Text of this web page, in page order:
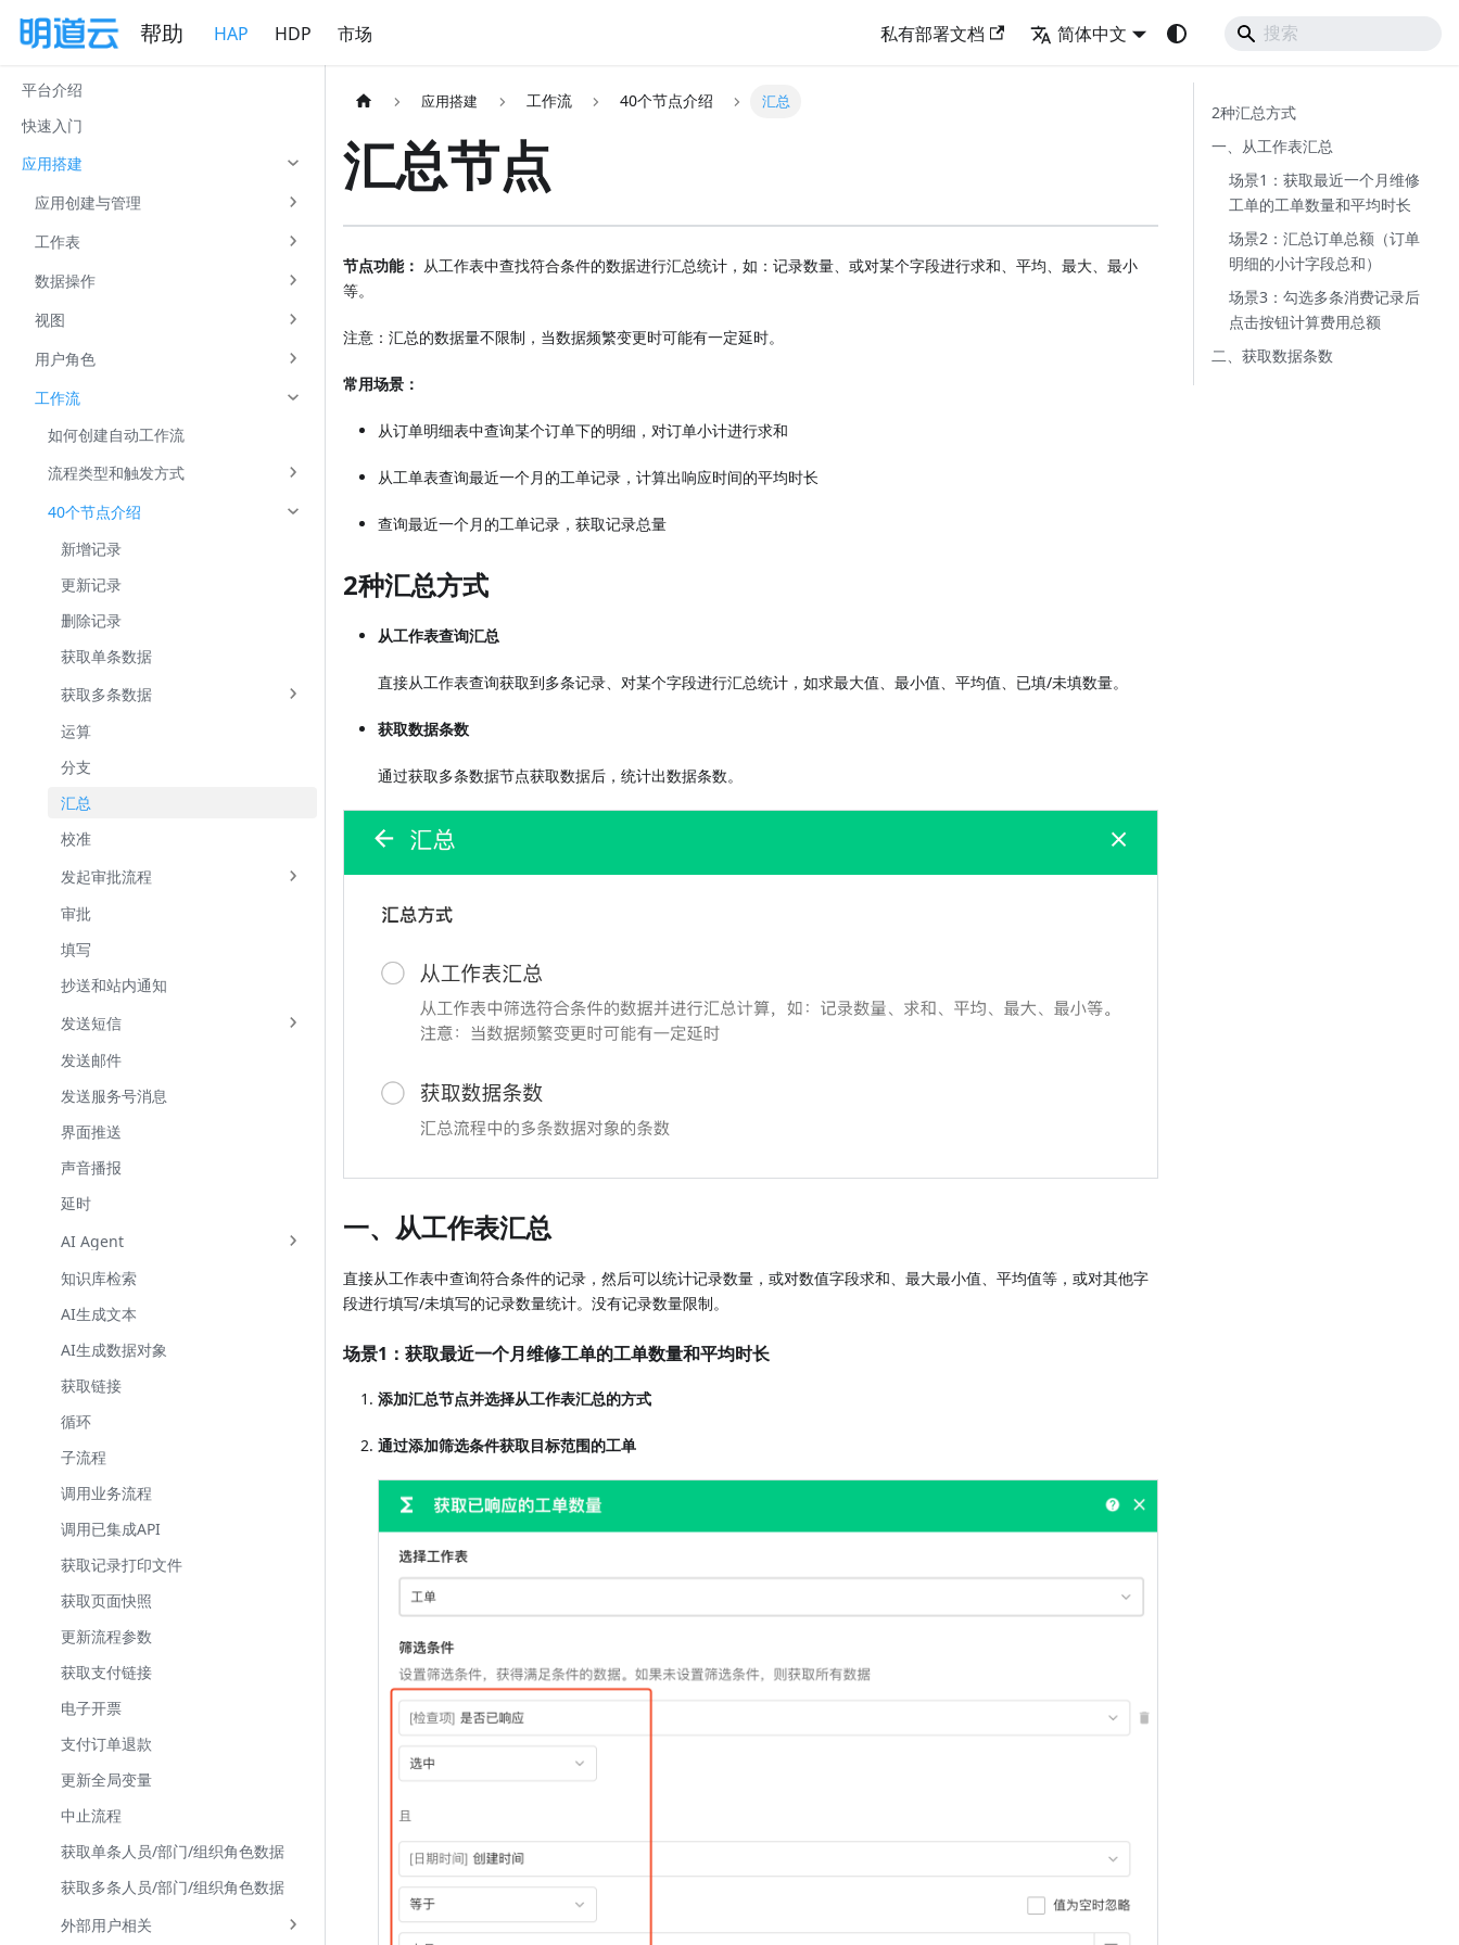
帮助 HAP HDP 市场 私有部署文档 简体中文
平台介绍
快速入门
应用搭建
应用创建与管理
工作表
数据操作
视图
用户角色
工作流
如何创建自动工作流
流程类型和触发方式
40个节点介绍
新增记录
更新记录
删除记录
获取单条数据
获取多条数据
运算
分支
汇总
校准
发起审批流程
审批
填写
抄送和站内通知
发送短信
发送邮件
发送服务号消息
界面推送
声音播报
延时
AI Agent
知识库检索
AI生成文本
AI生成数据对象
获取链接
循环
子流程
调用业务流程
调用已集成API
获取记录打印文件
获取页面快照
更新流程参数
获取支付链接
电子开票
支付订单退款
更新全局变量
中止流程
获取单条人员/部门/组织角色数据
获取多条人员/部门/组织角色数据
外部用户相关
应用搭建 工作流 40个节点介绍 汇总
汇总节点
节点功能： 从工作表中查找符合条件的数据进行汇总统计，如：记录数量、或对某个字段进行求和、平均、最大、最小
等。
注意：汇总的数据量不限制，当数据频繁变更时可能有一定延时。
常用场景：
从订单明细表中查询某个订单下的明细，对订单小计进行求和
从工单表查询最近一个月的工单记录，计算出响应时间的平均时长
查询最近一个月的工单记录，获取记录总量
2种汇总方式
从工作表查询汇总
直接从工作表查询获取到多条记录、对某个字段进行汇总统计，如求最大值、最小值、平均值、已填/未填数量。
获取数据条数
通过获取多条数据节点获取数据后，统计出数据条数。
一、从工作表汇总
直接从工作表中查询符合条件的记录，然后可以统计记录数量，或对数值字段求和、最大最小值、平均值等，或对其他字
段进行填写/未填写的记录数量统计。没有记录数量限制。
场景1：获取最近一个月维修工单的工单数量和平均时长
添加汇总节点并选择从工作表汇总的方式
通过添加筛选条件获取目标范围的工单
2种汇总方式
一、从工作表汇总
场景1：获取最近一个月维修
工单的工单数量和平均时长
场景2：汇总订单总额（订单
明细的小计字段总和）
场景3：勾选多条消费记录后
点击按钮计算费用总额
二、获取数据条数